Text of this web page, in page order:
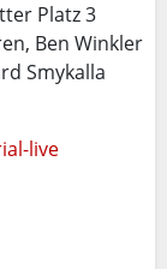
Platz 3
Ben Winkler
Smykalla
live